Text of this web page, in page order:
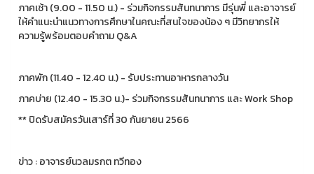
ภาคเช้า (9.00 - 11.50 น.) - ร่วมกิจกรรมสันทนาการ มีรุ่นพี่ และอาจารย์
ให้คำแนะนำแนวทางการศึกษาในคณะที่สนใจของน้อง ๆ มีวิทยากรให้
ความรู้พร้อมตอบคำถาม Q&A
ภาคพัก (11.40 - 12.40 น.) - รับประทานอาหารกลางวัน
ภาคบ่าย (12.40 - 15.30 น.)- ร่วมกิจกรรมสันทนาการ และ Work Shop
** ปิดรับสมัครวันเสาร์ที่ 30 กันยายน 2566
ข่าว : อาจารย์นวลมรกต ทวีทอง